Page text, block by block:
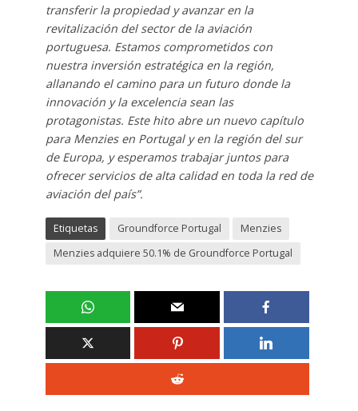
transferir la propiedad y avanzar en la
revitalización del sector de la aviación
portuguesa. Estamos comprometidos con
nuestra inversión estratégica en la región,
allanando el camino para un futuro donde la
innovación y la excelencia sean las
protagonistas. Este hito abre un nuevo capítulo
para Menzies en Portugal y en la región del sur
de Europa, y esperamos trabajar juntos para
ofrecer servicios de alta calidad en toda la red de
aviación del país”.
Etiquetas Groundforce Portugal
Menzies
Menzies adquiere 50.1% de Groundforce Portugal